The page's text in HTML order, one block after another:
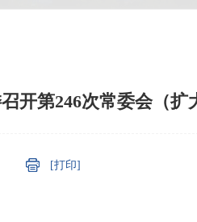
开第246次常委会（
[打印]